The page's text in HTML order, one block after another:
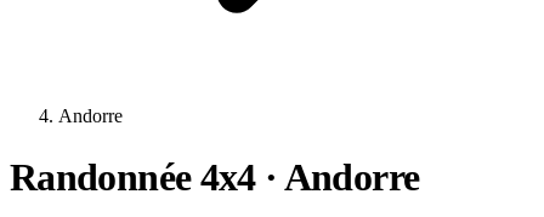
Andorre
Randonnée 4x4 · Andorre